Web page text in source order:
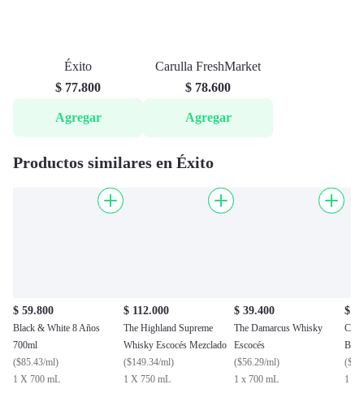
Éxito
$ 77.800
Agregar
Carulla FreshMarket
$ 78.600
Agregar
Productos similares en Éxito
$ 59.800
Black & White 8 Años
700ml
($85.43/ml)
1 X 700 mL
$ 112.000
The Highland Supreme
Whisky Escocés Mezclado
($149.34/ml)
1 X 750 mL
$ 39.400
The Damarcus Whisky
Escocés
($56.29/ml)
1 x 700 mL
$
(
1 X